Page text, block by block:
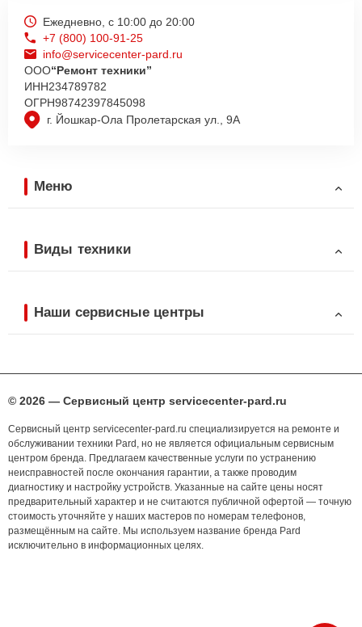
г. Йошкар-Ола Пролетарская ул., 9А
Ежедневно, с 10:00 до 20:00
+7 (800) 100-91-25
info@servicecenter-pard.ru
ООО“Ремонт техники”
ИНН234789782
ОГРН98742397845098
Меню
Виды техники
Наши сервисные центры
© 2026 — Сервисный центр servicecenter-pard.ru
Сервисный центр servicecenter-pard.ru специализируется на ремонте и
обслуживании техники Pard, но не является официальным сервисным
центром бренда. Предлагаем качественные услуги по устранению
неисправностей после окончания гарантии, а также проводим
диагностику и настройку устройств. Указанные на сайте цены носят
предварительный характер и не считаются публичной офертой — точную
стоимость уточняйте у наших мастеров по номерам телефонов,
размещённым на сайте. Мы используем название бренда Pard
исключительно в информационных целях.